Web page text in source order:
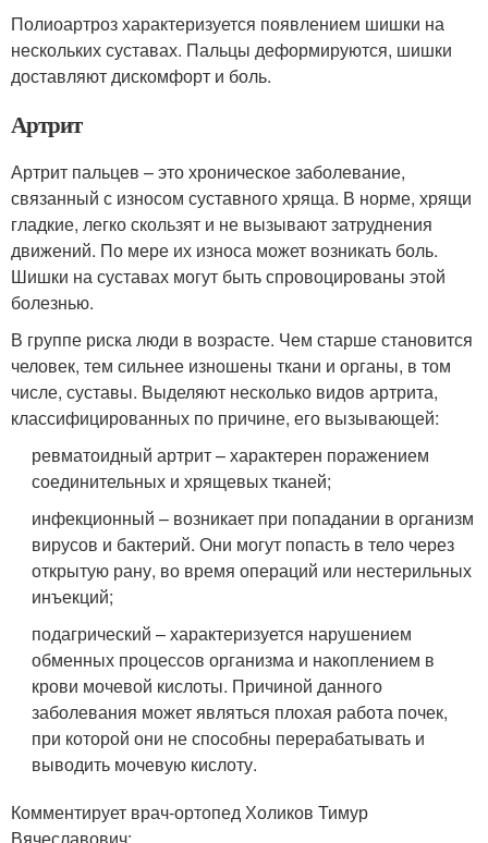
Полиоартроз характеризуется появлением шишки на
нескольких суставах. Пальцы деформируются, шишки
доставляют дискомфорт и боль.
Артрит
Артрит пальцев – это хроническое заболевание,
связанный с износом суставного хряща. В норме, хрящи
гладкие, легко скользят и не вызывают затруднения
движений. По мере их износа может возникать боль.
Шишки на суставах могут быть спровоцированы этой
болезнью.
В группе риска люди в возрасте. Чем старше становится
человек, тем сильнее изношены ткани и органы, в том
числе, суставы. Выделяют несколько видов артрита,
классифицированных по причине, его вызывающей:
ревматоидный артрит – характерен поражением
соединительных и хрящевых тканей;
инфекционный – возникает при попадании в организм
вирусов и бактерий. Они могут попасть в тело через
открытую рану, во время операций или нестерильных
инъекций;
подагрический – характеризуется нарушением
обменных процессов организма и накоплением в
крови мочевой кислоты. Причиной данного
заболевания может являться плохая работа почек,
при которой они не способны перерабатывать и
выводить мочевую кислоту.
Комментирует врач-ортопед Холиков Тимур